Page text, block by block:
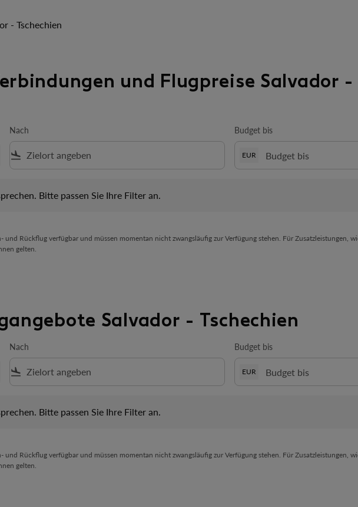
- Tschechien
und Flugpreise Salvador -
Nach
flight_land
Budget bis
EUR
Bitte passen Sie Ihre Filter an.
Rückflug verfügbar und müssen momentan nicht zwangsläufig zur Verfügung stehen. Für Zusatzleistungen,
gelten.
Salvador - Tschechien
Nach
flight_land
Budget bis
EUR
Bitte passen Sie Ihre Filter an.
Rückflug verfügbar und müssen momentan nicht zwangsläufig zur Verfügung stehen. Für Zusatzleistungen,
gelten.